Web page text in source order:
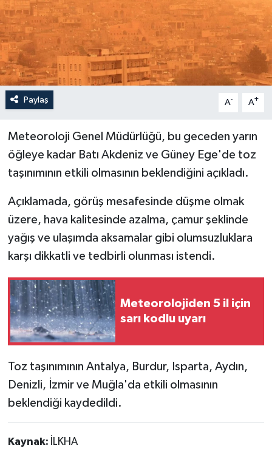
Paylaş A- A+
Meteoroloji Genel Müdürlüğü, bu geceden yarın
öğleye kadar Batı Akdeniz ve Güney Ege'de toz
taşınımının etkili olmasının beklendiğini açıkladı.
Açıklamada, görüş mesafesinde düşme olmak
üzere, hava kalitesinde azalma, çamur şeklinde
yağış ve ulaşımda aksamalar gibi olumsuzluklara
karşı dikkatli ve tedbirli olunması istendi.
Meteorolojiden 5 il için
sarı kodlu uyarı
Toz taşınımının Antalya, Burdur, Isparta, Aydın,
Denizli, İzmir ve Muğla'da etkili olmasının
beklendiği kaydedildi.
Kaynak: İLKHA
Spor
Teknoloji
Yaşam